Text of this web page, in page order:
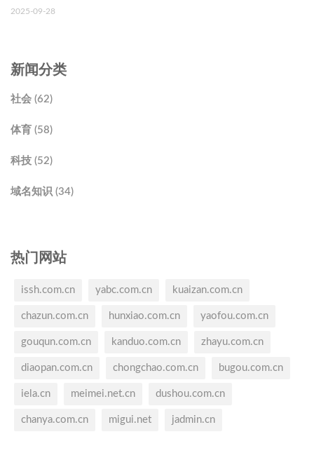
2025-09-28
新闻分类
社会 (62)
体育 (58)
科技 (52)
域名知识 (34)
热门网站
issh.com.cn yabc.com.cn kuaizan.com.cn
chazun.com.cn hunxiao.com.cn yaofou.com.cn
gouqun.com.cn kanduo.com.cn zhayu.com.cn
diaopan.com.cn chongchao.com.cn bugou.com.cn
iela.cn meimei.net.cn dushou.com.cn
chanya.com.cn migui.net jadmin.cn